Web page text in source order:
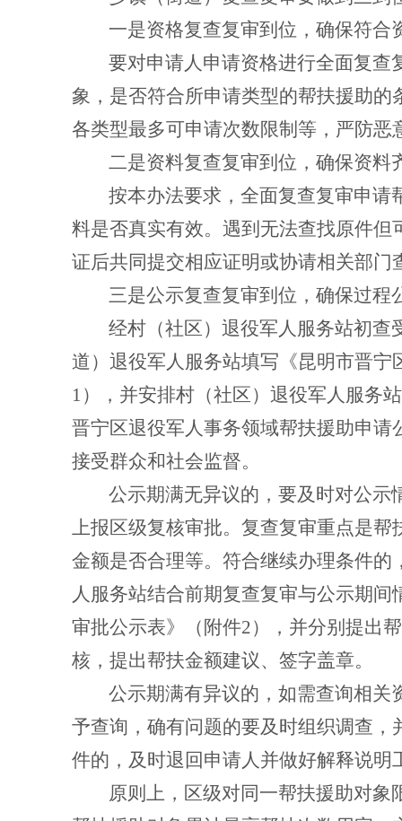
一是资格复查复审到位，确保符合
要对申请人申请资格进行全面复查
象，是否符合所申请类型的帮扶援助
各类型最多可申请次数限制等，严防
二是资料复查复审到位，确保资料
按本办法要求，全面复查复审申请
料是否真实有效。遇到无法查找原件
证后共同提交相应证明或协请相关部
三是公示复查复审到位，确保过程
经村（社区）退役军人服务站初查
道）退役军人服务站填写《昆明市晋
1 ），并安排村（社区）退役军人服务
晋宁区退役军人事务领域帮扶援助申请
接受群众和社会监督。
公示期满无异议的，要及时对公示
上报区级复核审批。复查复审重点是
金额是否合理等。符合继续办理条件
人服务站结合前期复查复审与公示期
审批公示表》（附件2），并分别提出
核，提出帮扶金额建议、签字盖章。
公示期满有异议的，如需查询相关
予查询，确有问题的要及时组织调查
件的，及时退回申请人并做好解释说明
原则上，区级对同一帮扶援助对